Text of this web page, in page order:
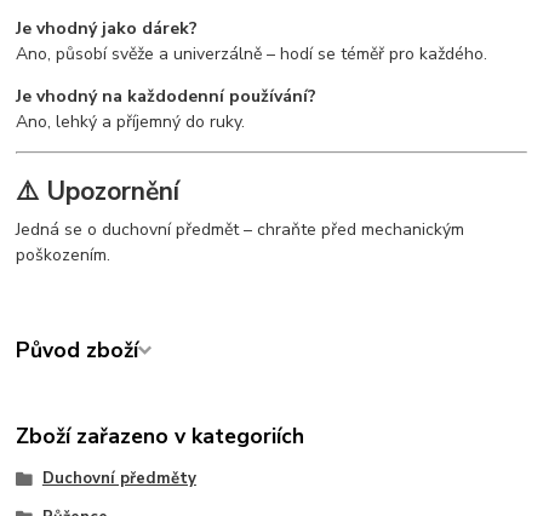
Je vhodný jako dárek?
Ano, působí svěže a univerzálně – hodí se téměř pro každého.
Je vhodný na každodenní používání?
Ano, lehký a příjemný do ruky.
⚠️ Upozornění
Jedná se o duchovní předmět – chraňte před mechanickým
poškozením.
Původ zboží
Zboží zařazeno v kategoriích
Duchovní předměty